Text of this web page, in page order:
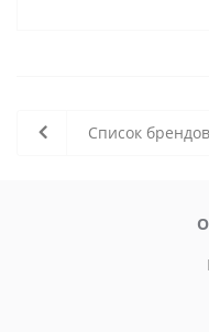
Список брендов